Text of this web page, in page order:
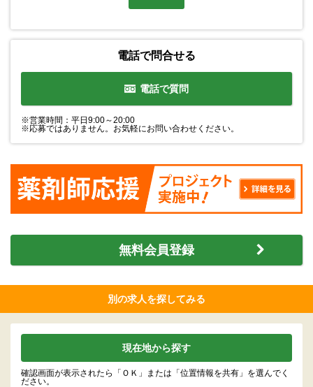
電話で問合せる
電話で質問
※営業時間：平日9:00～20:00
※応募ではありません。お気軽にお問い合わせください。
無料会員登録
別の求人を探してみる
現在地から探す
確認画面が表示されたら「ＯＫ」または「位置情報を共有」を選んでく
ださい。